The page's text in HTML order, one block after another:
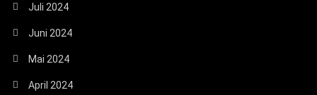
Juli 2024
Juni 2024
Mai 2024
April 2024